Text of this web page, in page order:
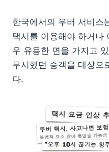
한국에서의 우버 서비스
택시를 이용해야 하거나
우 유용한 면을 가지고
무시했던 승객을 대상으
다.